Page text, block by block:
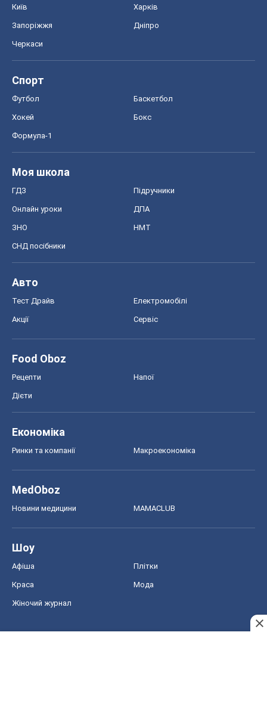
Київ Харків
Запоріжжя Дніпро
Черкаси
Спорт
Футбол Баскетбол
Хокей Бокс
Формула-1
Моя школа
ГДЗ Підручники
Онлайн уроки ДПА
ЗНО НМТ
СНД посібники
Авто
Тест Драйв Електромобілі
Акції Сервіс
Food Oboz
Рецепти Напої
Дієти
Економіка
Ринки та компанії Макроекономіка
MedOboz
Новини медицини MAMACLUB
Шоу
Афіша Плітки
Краса Мода
Жіночий журнал